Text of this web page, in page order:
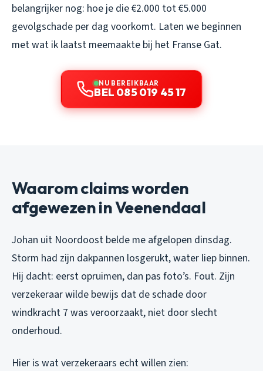
belangrijker nog: hoe je die €2.000 tot €5.000
gevolgschade per dag voorkomt. Laten we beginnen
met wat ik laatst meemaakte bij het Franse Gat.
NU BEREIKBAAR
BEL 085 019 45 17
Waarom claims worden
afgewezen in Veenendaal
Johan uit Noordoost belde me afgelopen dinsdag.
Storm had zijn dakpannen losgerukt, water liep binnen.
Hij dacht: eerst opruimen, dan pas foto’s. Fout. Zijn
verzekeraar wilde bewijs dat de schade door
windkracht 7 was veroorzaakt, niet door slecht
onderhoud.
Hier is wat verzekeraars echt willen zien: